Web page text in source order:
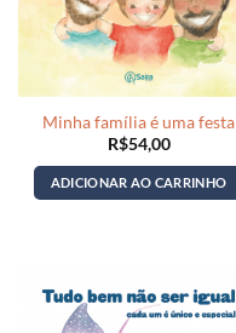
Minha família é uma festa
R$54,00
ADICIONAR AO CARRINHO